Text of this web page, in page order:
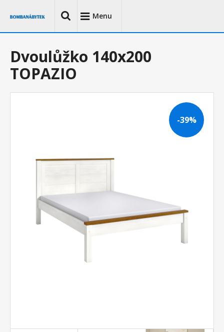
Menu
-39%
Dvoulůžko 140x200
TOPAZIO